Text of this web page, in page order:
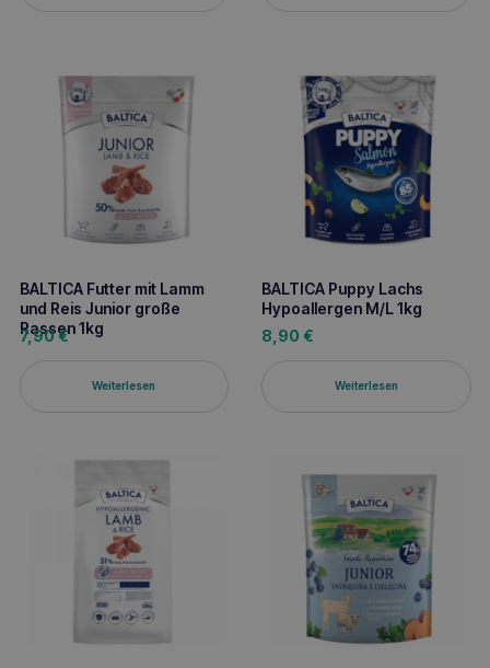
BALTICA Futter mit Lamm
und Reis Junior große
Rassen 1kg
7,90€
Weiterlesen
BALTICA Puppy Lachs
Hypoallergen M/L 1kg
8,90 €
Weiterlesen